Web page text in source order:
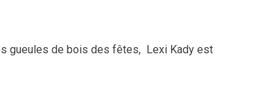
gueules de bois des fêtes, Lexi Kady est